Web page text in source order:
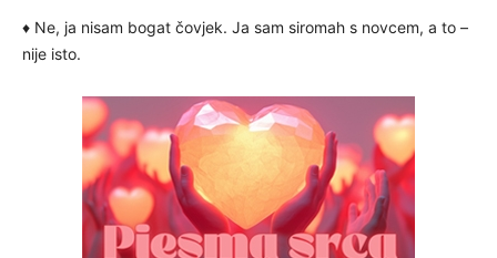
♦ Ne, ja nisam bogat čovjek. Ja sam siromah s novcem, a to –
nije isto.